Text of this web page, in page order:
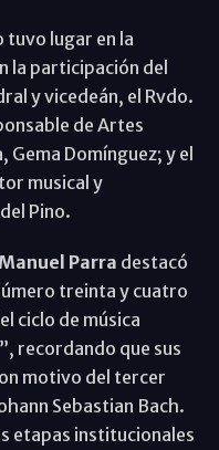
tuvo lugar en la
la participación del
y vicedeán, el Rvdo.
de Artes
Gema Domínguez; y el
musical y
Pino.
Parra destacó
treinta y cuatro
ciclo de música
recordando que sus
motivo del tercer
Sebastian Bach.
etapas institucionales